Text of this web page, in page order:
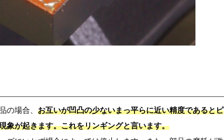
の場合、 お互いが凹凸の少ないまっ平らに近い精度であるとピ
象が起きます。これをリンギングと言います。